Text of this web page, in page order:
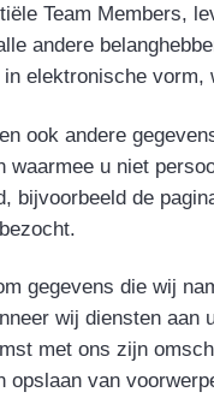
Team Members,
andere
elektronische vorm,
ook andere
waarmee u niet
bijvoorbeeld de
gegevens die wij
wij diensten aan
met ons zijn
opslaan van